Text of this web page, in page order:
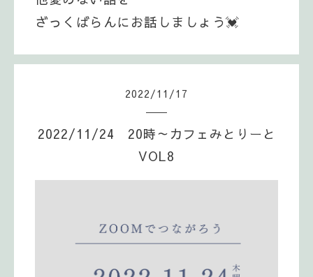
ざっくばらんにお話しましょう💓
2022/11 /17
2022/11/24 20時～カフェみとりーと
VOL8